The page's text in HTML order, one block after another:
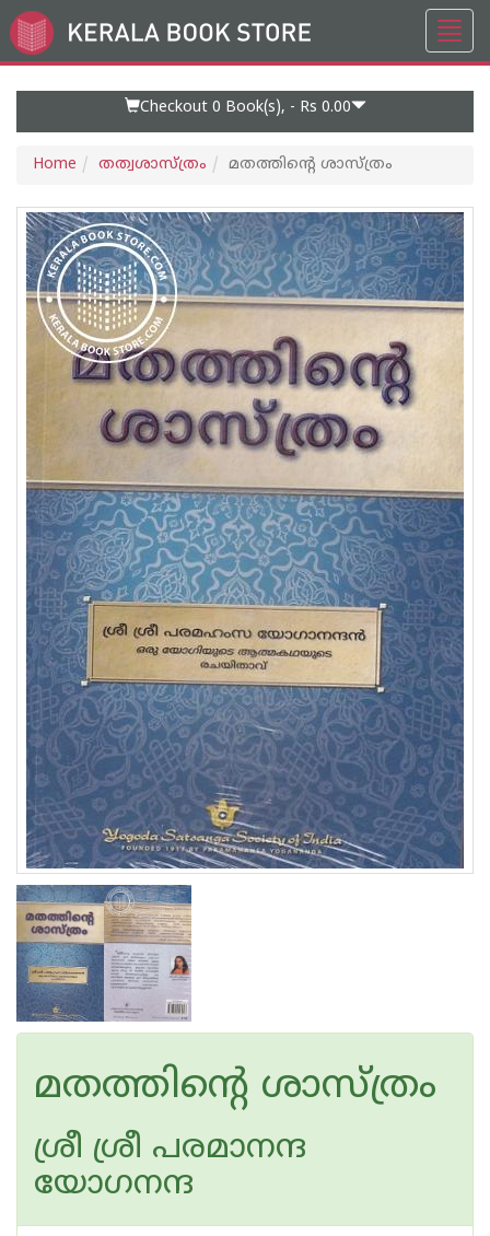
Go
to
Checkout 0 Book(s), - Rs 0.00
Home തത്വശാസ്ത്രം മതത്തിന്റെ ശാസ്ത്രം
മതത്തിന്റെ ശാസ്ത്രം
ശ്രീ ശ്രീ പരമാനന്ദ
യോഗനന്ദ